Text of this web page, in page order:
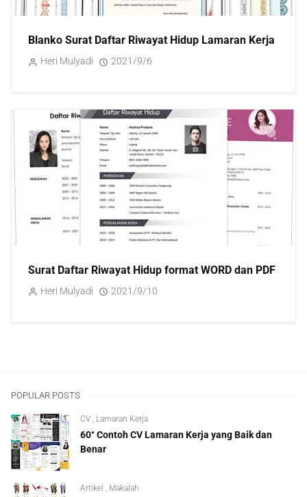
Blanko Surat Daftar Riwayat Hidup Lamaran Kerja
Heri Mulyadi 2021/9/6
Surat Daftar Riwayat Hidup format WORD dan PDF
Heri Mulyadi 2021/9/10
POPULAR POSTS
CV , Lamaran Kerja
60⁺ Contoh CV Lamaran Kerja yang Baik dan
Benar
Artikel , Makalah